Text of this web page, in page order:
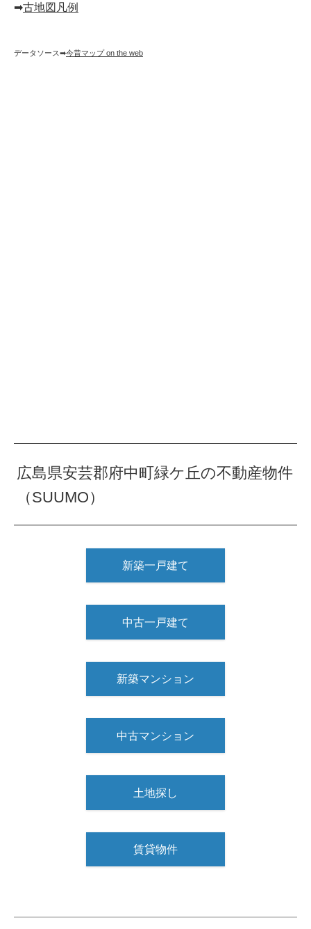
➡︎古地図凡例
データソース➡︎今昔マップ on the web
広島県安芸郡府中町緑ケ丘の不動産物件
（SUUMO）
新築一戸建て
中古一戸建て
新築マンション
中古マンション
土地探し
賃貸物件